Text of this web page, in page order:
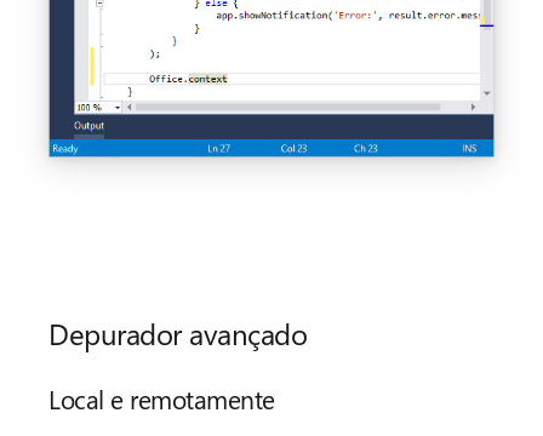
Depurador avançado
Local e remotamente